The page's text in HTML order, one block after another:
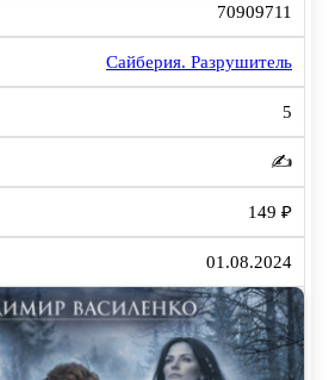
70909711
Сайберия. Разрушитель
5
✍️
149 ₽
01.08.2024